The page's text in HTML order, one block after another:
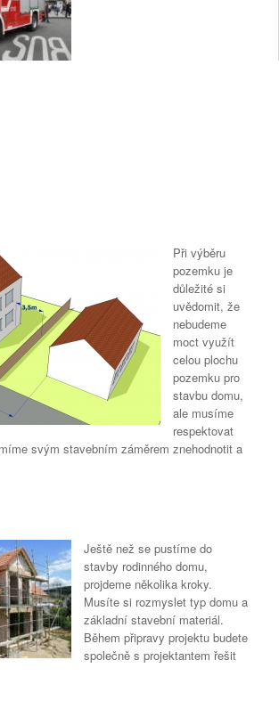
Při výběru
pozemku je
důležité si
uvědomit, že
nebudeme
moct využít
celou plochu
pozemku pro
stavbu domu,
ale musíme
respektovat
svým stavebním záměrem znehodnotit a
Ještě než se pustíme do
stavby rodinného domu,
projdeme několika kroky.
Musíte si rozmyslet typ domu a
základní stavební materiál.
Během připravy projektu budete
společně s projektantem řešit